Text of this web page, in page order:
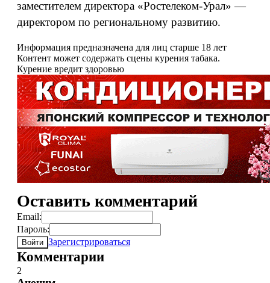
заместителем директора «Ростелеком-Урал» —
директором по региональному развитию.
Информация предназначена для лиц старше 18 лет
Контент может содержать сцены курения табака.
Курение вредит здоровью
Оставить комментарий
Email:
Пароль:
Войти Зарегистрироваться
Комментарии
2